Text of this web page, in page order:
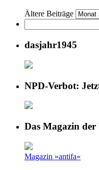
Ältere Beiträge
dasjahr1945
NPD-Verbot:
Das Magazin
Magazin »antifa«